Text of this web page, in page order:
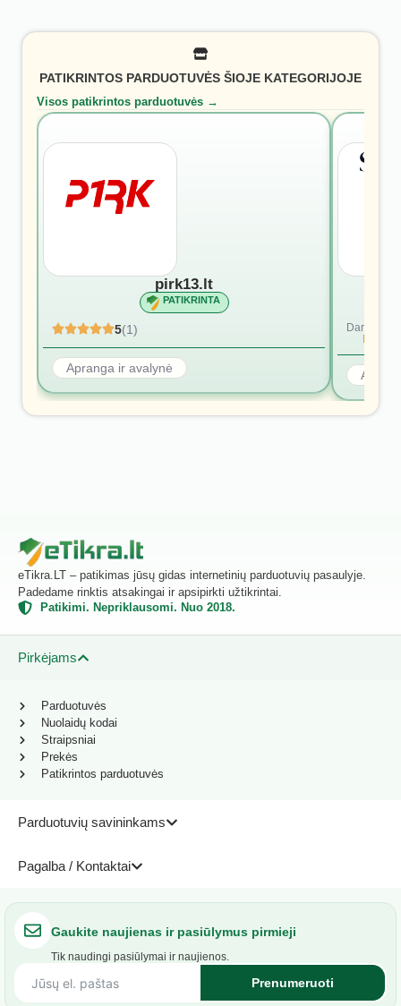
PATIKRINTOS PARDUOTUVĖS ŠIOJE KATEGORIJOJE
Visos patikrintos parduotuvės →
pirk13.lt
PATIKRINTA
5(1)
Apranga ir avalynė
Dar nėra
eTikra.LT – patikimas jūsų gidas internetinių parduotuvių pasaulyje.
Padedame rinktis atsakingai ir apsipirkti užtikrintai.
Patikimi. Nepriklausomi. Nuo 2018.
Pirkėjams
Parduotuvių savininkams
Pagalba / Kontaktai
Parduotuvės
Nuolaidų kodai
Straipsniai
Prekės
Patikrintos parduotuvės
Gaukite naujienas ir pasiūlymus pirmieji
Tik naudingi pasiūlymai ir naujienos.
Prenumeruoti